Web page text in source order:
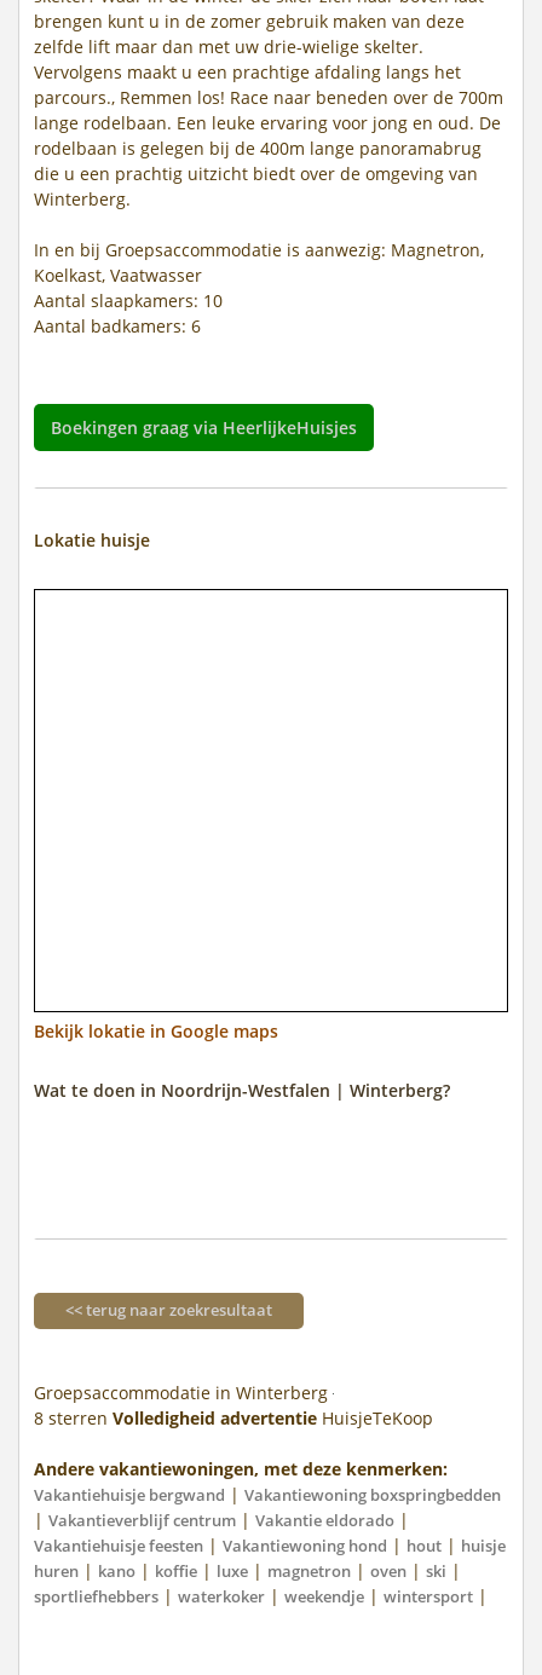
brengen kunt u in de zomer gebruik maken van deze
zelfde lift maar dan met uw drie-wielige skelter.
Vervolgens maakt u een prachtige afdaling langs het
parcours., Remmen los! Race naar beneden over de 700m
lange rodelbaan. Een leuke ervaring voor jong en oud. De
rodelbaan is gelegen bij de 400m lange panoramabrug
die u een prachtig uitzicht biedt over de omgeving van
Winterberg.
In en bij Groepsaccommodatie is aanwezig: Magnetron,
Koelkast, Vaatwasser
Aantal slaapkamers: 10
Aantal badkamers: 6
Boekingen graag via HeerlijkeHuisjes
Lokatie huisje
Bekijk lokatie in Google maps
Wat te doen in Noordrijn-Westfalen | Winterberg?
<< terug naar zoekresultaat
Groepsaccommodatie in Winterberg
8 sterren Volledigheid advertentie HuisjeTeKoop
Andere vakantiewoningen, met deze kenmerken:
Vakantiehuisje bergwand | Vakantiewoning boxspringbedden
| Vakantieverblijf centrum | Vakantie eldorado |
Vakantiehuisje feesten | Vakantiewoning hond | hout | huisje
huren | kano | koffie | luxe | magnetron | oven | ski |
sportliefhebbers | waterkoker | weekendje | wintersport |